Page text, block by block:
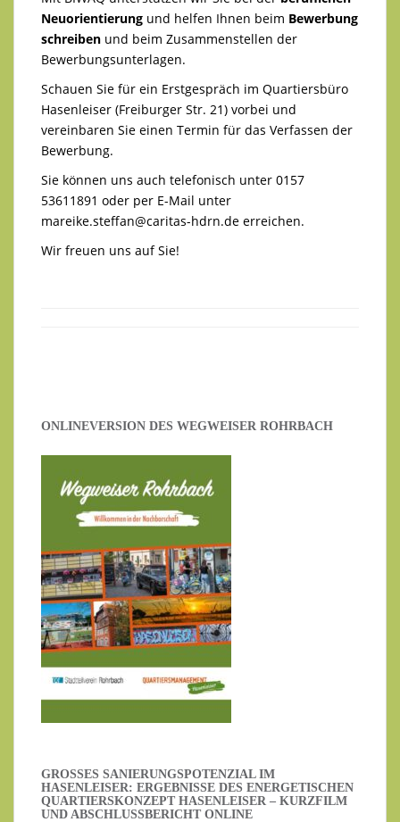
Neuorientierung und helfen Ihnen beim Bewerbung
schreiben und beim Zusammenstellen der
Bewerbungsunterlagen.
Schauen Sie für ein Erstgespräch im Quartiersbüro
Hasenleiser (Freiburger Str. 21) vorbei und
vereinbaren Sie einen Termin für das Verfassen der
Bewerbung.
Sie können uns auch telefonisch unter 0157
53611891 oder per E-Mail unter
mareike.steffan@caritas-hdrn.de erreichen.
Wir freuen uns auf Sie!
ONLINEVERSION DES WEGWEISER ROHRBACH
GROSSES SANIERUNGSPOTENZIAL IM H
ASENLEISER: ERGEBNISSE DES ENERGETISCHEN Q
UARTIERSKONZEPT HASENLEISER – KURZFILM U
ND ABSCHLUSSBERICHT ONLINE